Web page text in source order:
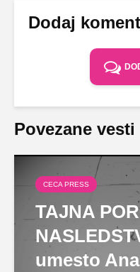
Dodaj
Povezane vesti
CECA PRESS
TAJNA
umesto